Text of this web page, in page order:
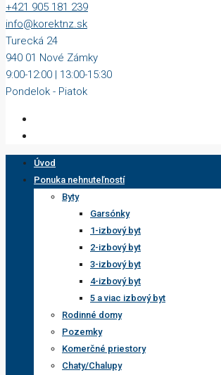
+421 905 181 239
info@korektnz.sk
Turecká 24
940 01 Nové Zámky
9:00-12:00 | 13:00-15:30
Pondelok - Piatok
Úvod
Ponuka nehnuteľností
Byty
Garsónky
1-izbový byt
2-izbový byt
3-izbový byt
4-izbový byt
5 a viac izbový byt
Rodinné domy
Pozemky
Komerčné priestory
Chaty/Chalupy